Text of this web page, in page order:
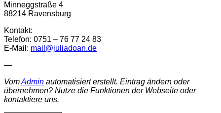
Minneggstraße 4
88214 Ravensburg
Kontakt:
Telefon: 0751 – 76 77 24 83
E-Mail: mail@juliadoan.de
—
VomAdmin automatisiert erstellt. Eintrag ändern oder
übernehmen? Nutze die Funktionen der Webseite oder
kontaktiere uns.